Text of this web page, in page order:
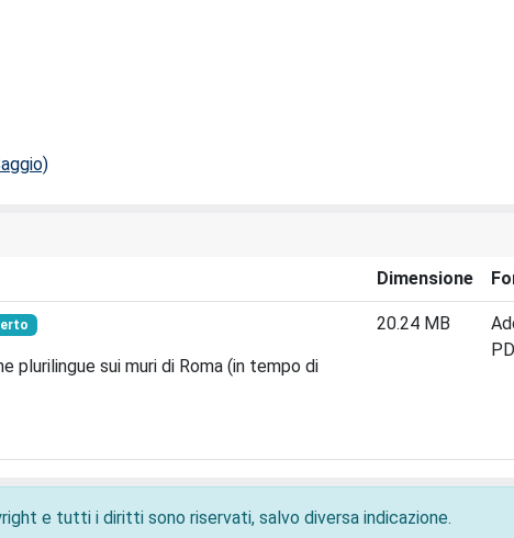
Dimensione
plurilingue sui muri di Roma (in tempo di
20.24 MB
e tutti i diritti sono riservati, salvo diversa indicazione.